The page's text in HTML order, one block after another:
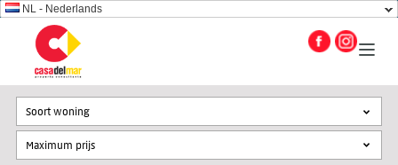
NL - Nederlands
Soort woning